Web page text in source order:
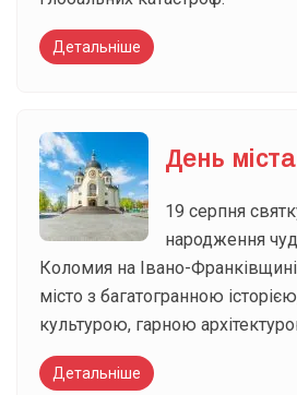
Детальніше
День
19 серпня
народження
Коломия на Івано-
місто з багатогранною
культурою, гарною
Детальніше